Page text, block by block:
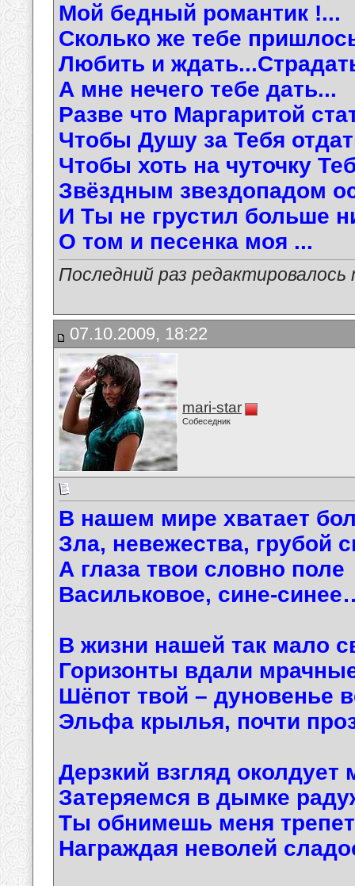
Мой бедный романтик !...
Сколько же тебе
Любить и
А мне нечего тебе дать...
Разве что Маргаритой
Чтобы Душу за Тебя
Чтобы хоть на чуточку
Звёздным звездопадом
И Ты не грустил больше
О том и песенка моя ...
Последний раз
07.10.2009, 18:22
mari-star
Собеседник
В нашем мире хватает
Зла, невежества, грубой
А глаза твои словно поле
Васильковое, сине-
В жизни нашей так мало
Горизонты вдали
Шёпот твой – дуновенье
Эльфа крылья, почти
Дерзкий взгляд околдует
Затеряемся в дымке
Ты обнимешь меня
Награждая неволей